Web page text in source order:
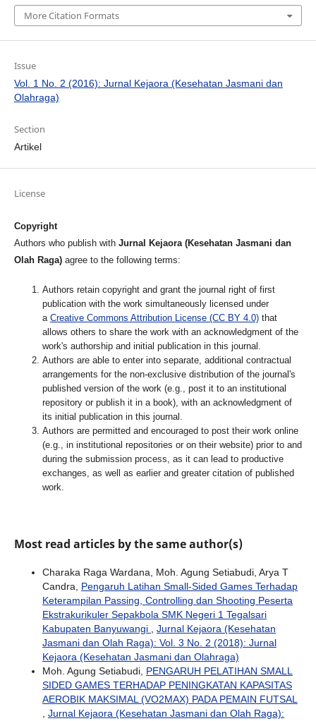
More Citation Formats
Issue
Vol. 1 No. 2 (2016): Jurnal Kejaora (Kesehatan Jasmani dan
Olahraga)
Section
Artikel
License
Copyright
Authors who publish with Jurnal Kejaora (Kesehatan Jasmani dan
Olah Raga)agree to the following terms:
Authors retain copyright and grant the journal right of first
publication with the work simultaneously licensed under
a Creative Commons Attribution License (CC BY 4.0)that
allows others to share the work with an acknowledgment of the
work's authorship and initial publication in this journal.
Authors are able to enter into separate, additional contractual
arrangements for the non-exclusive distribution of the journal's
published version of the work (e.g., post it to an institutional
repository or publish it in a book), with an acknowledgment of
its initial publication in this journal.
Authors are permitted and encouraged to post their work online
(e.g., in institutional repositories or on their website) prior to and
during the submission process, as it can lead to productive
exchanges, as well as earlier and greater citation of published
work.
Most read articles by the same author(s)
Charaka Raga Wardana, Moh. Agung Setiabudi, Arya T
Candra, Pengaruh Latihan Small-Sided Games Terhadap
Keterampilan Passing, Controlling dan Shooting Peserta
Ekstrakurikuler Sepakbola SMK Negeri 1 Tegalsari
Kabupaten Banyuwangi , Jurnal Kejaora (Kesehatan
Jasmani dan Olah Raga): Vol. 3 No. 2 (2018): Jurnal
Kejaora (Kesehatan Jasmani dan Olahraga)
Moh. Agung Setiabudi, PENGARUH PELATIHAN SMALL
SIDED GAMES TERHADAP PENINGKATAN KAPASITAS
AEROBIK MAKSIMAL (VO2MAX) PADA PEMAIN FUTSAL
, Jurnal Kejaora (Kesehatan Jasmani dan Olah Raga):